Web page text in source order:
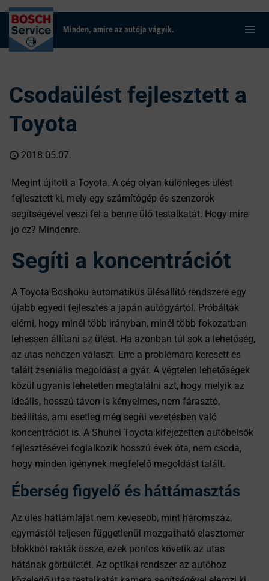
Minden, amire az autója vágyik.
Csodaülést fejlesztett a
Toyota
2018.05.07.
Megint újított a Toyota. A cég olyan különleges ülést
fejlesztett ki, mely egy számítógép és szenzorok
segítségével veszi fel a benne ülő testalkatát. Hogy mire
jó ez? Mindenre.
Segíti a koncentrációt
A Toyota Boshoku automatikus ülésállító rendszere egy
újabb egyedi fejlesztés a japán autógyártól. Próbálták
elérni, hogy minél több irányban, minél több fokozatban
lehessen állítani az ülést. Ha azonban túl sok a lehetőség,
az utas nehezen választ. Erre a problémára keresett és
talált zseniális megoldást a gyár. A végtelen lehetőségek
közül ugyanis lehetetlen megtalálni azt, hogy melyik az
ideális, hosszú távon is kényelmes, nem fárasztó,
beállítás, ami esetleg még segíti vezetésben való
koncentrációt is. A Shuhei Toyota kifejezetten autóbelsők
fejlesztésével foglalkozik hosszú évek óta, nem csoda,
hogy minden igénynek megfelelő megoldást talált.
Éberség figyelő és háttámasztás
Az ülés háttámláját nem kevesebb, mint háromszáz,
egymástól teljesen függetlenül mozgatható elasztomer
blokkból rakták össze, ezek pontos követik az utas
hátának görbületét. Az optikai rendszer az autóhoz